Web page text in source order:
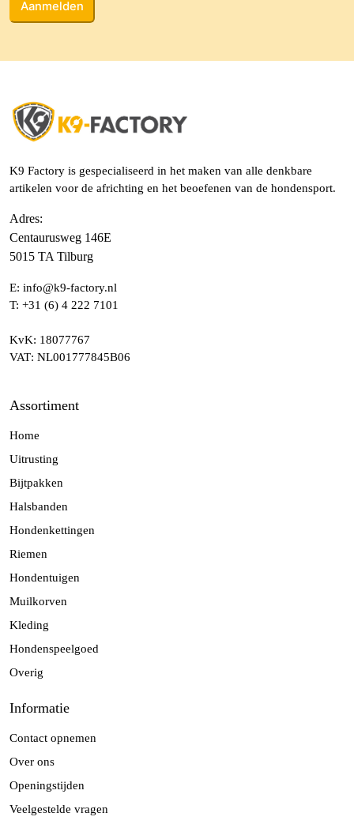
K9 Factory is gespecialiseerd in het maken van alle denkbare
artikelen voor de africhting en het beoefenen van de hondensport.
Adres:
Centaurusweg 146E
5015 TA Tilburg
E: info@k9-factory.nl
T: +31 (6) 4 222 7101
KvK: 18077767
VAT: NL001777845B06
Assortiment
Home
Uitrusting
Bijtpakken
Halsbanden
Hondenkettingen
Riemen
Hondentuigen
Muilkorven
Kleding
Hondenspeelgoed
Overig
Informatie
Contact opnemen
Over ons
Openingstijden
Veelgestelde vragen